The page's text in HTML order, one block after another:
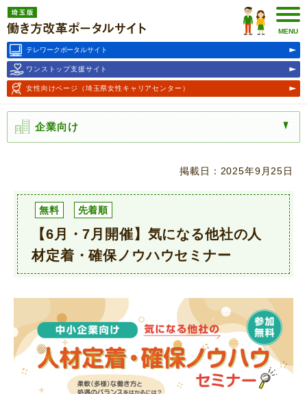
埼玉版働き方改革ポータルサ
イト
MENU
テレワークポータルサイト
ワンストップ支援サイト
女性向けページ （埼玉県女性キャリアセンター）
企業向け
掲載日：2025年9月25日
無料 先着順
【6月・7月開催】気になる他社の人
材定着・確保ノウハウセミナー